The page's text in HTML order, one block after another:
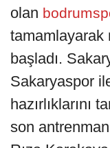
olan
tamamlayarak
başladı.
Sakaryaspor
hazırlıklarını
son